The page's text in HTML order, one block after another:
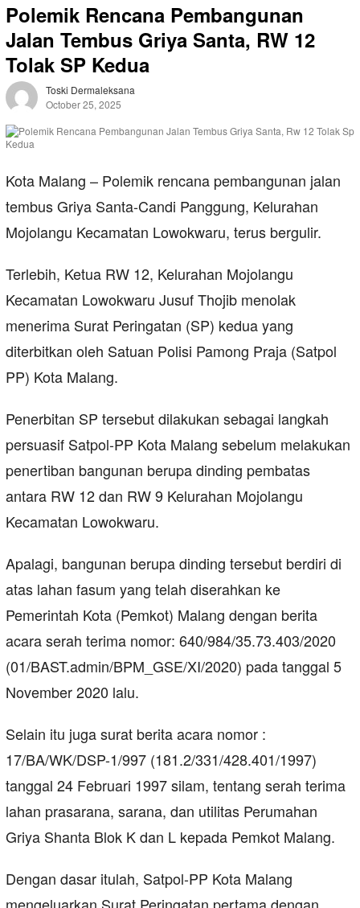
Polemik Rencana Pembangunan
Jalan Tembus Griya Santa, RW 12
Tolak SP Kedua
Toski Dermaleksana
October 25, 2025
Kota Malang – Polemik rencana pembangunan jalan
tembus Griya Santa-Candi Panggung, Kelurahan
Mojolangu Kecamatan Lowokwaru, terus bergulir.
Terlebih, Ketua RW 12, Kelurahan Mojolangu
Kecamatan Lowokwaru Jusuf Thojib menolak
menerima Surat Peringatan (SP) kedua yang
diterbitkan oleh Satuan Polisi Pamong Praja (Satpol
PP) Kota Malang.
Penerbitan SP tersebut dilakukan sebagai langkah
persuasif Satpol-PP Kota Malang sebelum melakukan
penertiban bangunan berupa dinding pembatas
antara RW 12 dan RW 9 Kelurahan Mojolangu
Kecamatan Lowokwaru.
Apalagi, bangunan berupa dinding tersebut berdiri di
atas lahan fasum yang telah diserahkan ke
Pemerintah Kota (Pemkot) Malang dengan berita
acara serah terima nomor: 640/984/35.73.403/2020
(01/BAST.admin/BPM_GSE/XI/2020) pada tanggal 5
November 2020 lalu.
Selain itu juga surat berita acara nomor :
17/BA/WK/DSP-1/997 (181.2/331/428.401/1997)
tanggal 24 Februari 1997 silam, tentang serah terima
lahan prasarana, sarana, dan utilitas Perumahan
Griya Shanta Blok K dan L kepada Pemkot Malang.
Dengan dasar itulah, Satpol-PP Kota Malang